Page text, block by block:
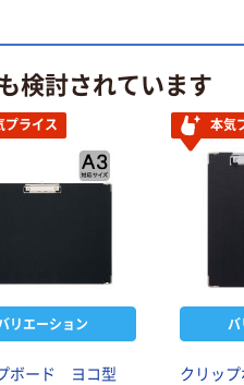
検討されています
プライス
リエーション
ボード ヨコ型
本気
クリッ